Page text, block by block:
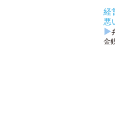
経
悪
▶
金